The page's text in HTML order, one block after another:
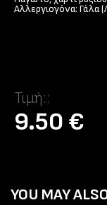
Αλλεργιογόνα: Γάλα
Τιμή::
9.50 €
YOU MAY